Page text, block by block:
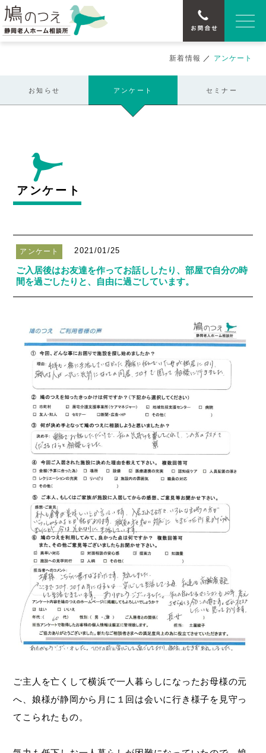
新着情報 ／ アンケート
お知らせ アンケート セミナー
アンケート
アンケート 2021/01/25
ご入居後はお友達を作ってお話ししたり、部屋で自分の時
間を過ごしたりと、自由に過ごしています。
ご主人を亡くして横浜で一人暮らしになったお母様の元
へ、娘様が静岡から月に１回は会いに行き様子を見守っ
てこられたもの。